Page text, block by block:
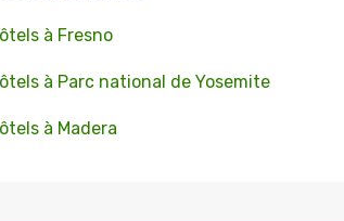
à Fresno
à Parc national de Yosemite
à Madera